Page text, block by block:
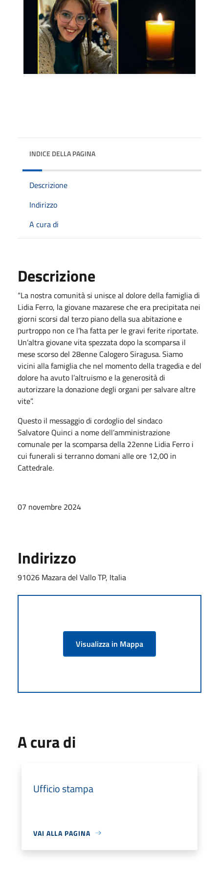
INDICE DELLA PAGINA
Descrizione
Indirizzo
A cura di
Descrizione
“La nostra comunità si unisce al dolore della famiglia di
Lidia Ferro, la giovane mazarese che era precipitata nei
giorni scorsi dal terzo piano della sua abitazione e
purtroppo non ce l’ha fatta per le gravi ferite riportate.
Un’altra giovane vita spezzata dopo la scomparsa il
mese scorso del 28enne Calogero Siragusa. Siamo
vicini alla famiglia che nel momento della tragedia e del
dolore ha avuto l’altruismo e la generosità di
autorizzare la donazione degli organi per salvare altre
vite”.
Questo il messaggio di cordoglio del sindaco
Salvatore Quinci a nome dell’amministrazione
comunale per la scomparsa della 22enne Lidia Ferro i
cui funerali si terranno domani alle ore 12,00 in
Cattedrale.
07 novembre 2024
Indirizzo
91026 Mazara del Vallo TP, Italia
Visualizza in Mappa
A cura di
Ufficio stampa
VAI ALLA PAGINA